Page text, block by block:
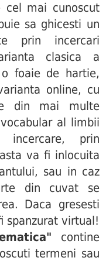
mai cunoscut
sa ghicesti un
prin incercari
clasica a
foaie de hartie,
online, cu
din mai multe
al limbii
incercare, prin
va fi inlocuita
sau in caz
din cuvat se
Daca gresesti
spanzurat virtual!
contine
termeni sau